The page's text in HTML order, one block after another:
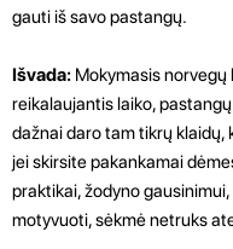
gauti iš savo pastangų.
Išvada: Mokymasis norvegų
reikalaujantis laiko,
dažnai daro tam tikrų klaidų,
jei skirsite pakankamai
praktikai, žodyno
motyvuoti, sėkmė netruks